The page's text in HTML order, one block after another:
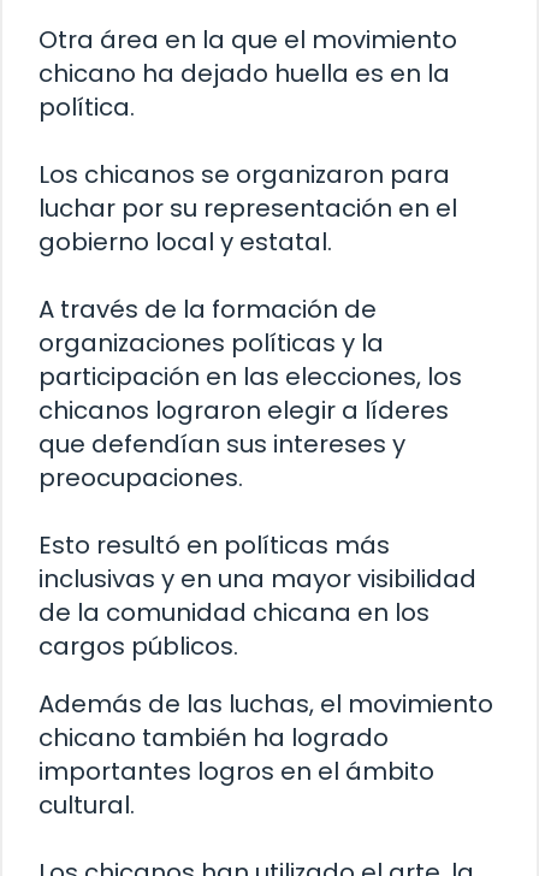
Otra área en la que el movimiento
chicano ha dejado huella es en la
política.
Los chicanos se organizaron para
luchar por su representación en el
gobierno local y estatal.
A través de la formación de
organizaciones políticas y la
participación en las elecciones, los
chicanos lograron elegir a líderes
que defendían sus intereses y
preocupaciones.
Esto resultó en políticas más
inclusivas y en una mayor visibilidad
de la comunidad chicana en los
cargos públicos.
Además de las luchas, el movimiento
chicano también ha logrado
importantes logros en el ámbito
cultural.